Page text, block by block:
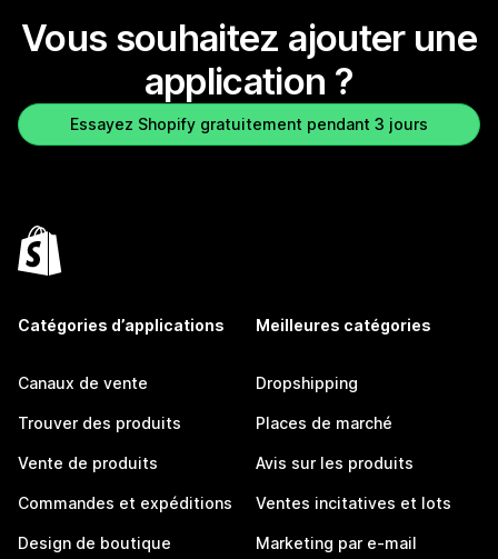
Vous souhaitez ajouter une
application ?
Essayez Shopify gratuitement pendant 3 jours
Catégories d’applications
Canaux de vente
Trouver des produits
Vente de produits
Commandes et expéditions
Design de boutique
Meilleures catégories
Dropshipping
Places de marché
Avis sur les produits
Ventes incitatives et lots
Marketing par e-mail